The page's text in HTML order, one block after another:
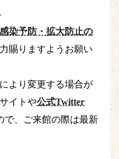
染予防・拡大防止の
賜りますようお願い
より変更する場合が
イトや公式Twitter
で、ご来館の際は最新